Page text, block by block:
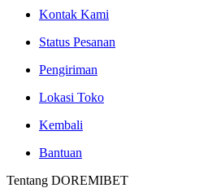
Kontak Kami
Status Pesanan
Pengiriman
Lokasi Toko
Kembali
Bantuan
Tentang DOREMIBET